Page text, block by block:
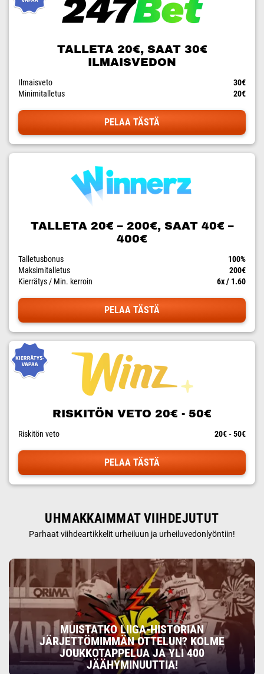
TALLETA 20€, SAAT 30€
ILMAISVEDON
Ilmaisveto
30€
Minimitalletus
20€
PELAA TÄSTÄ
TALLETA 20€ – 200€, SAAT 40€ –
400€
Talletusbonus
100%
Maksimitalletus
200€
Kierrätys / Min. kerroin
6x / 1.60
PELAA TÄSTÄ
RISKITÖN VETO 20€ - 50€
Riskitön veto 20€ - 50€
PELAA TÄSTÄ
UHMAKKAIMMAT VIIHDEJUTUT
Parhaat viihdeartikkelit urheiluun ja urheiluvedonlyöntiin!
MUISTATKO LIIGA-HISTORIAN
JÄRJETTÖMIMMÄN OTTELUN? KOLME
JOUKKOTAPPELUA JA YLI 400
JÄÄHYMINUUTTIA!